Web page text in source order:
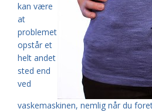
kan være
at
problemet
opstår et
helt andet
sted end
ved
vaskemaskinen, nemlig når du